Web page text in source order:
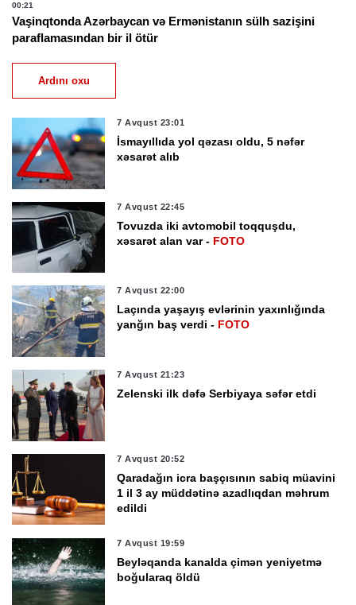
00:21
Vaşinqtonda Azərbaycan və Ermənistanın sülh sazişini
paraflamasından bir il ötür
Ardını oxu
7 Avqust 23:01
İsmayıllıda yol qəzası oldu, 5 nəfər
xəsarət alıb
7 Avqust 22:45
Tovuzda iki avtomobil toqquşdu,
xəsarət alan var - FOTO
7 Avqust 22:00
Laçında yaşayış evlərinin yaxınlığında
yanğın baş verdi - FOTO
7 Avqust 21:23
Zelenski ilk dəfə Serbiyaya səfər etdi
7 Avqust 20:52
Qaradağın icra başçısının sabiq müavini
1 il 3 ay müddətinə azadlıqdan məhrum
edildi
7 Avqust 19:59
Beyləqanda kanalda çimən yeniyetmə
boğularaq öldü